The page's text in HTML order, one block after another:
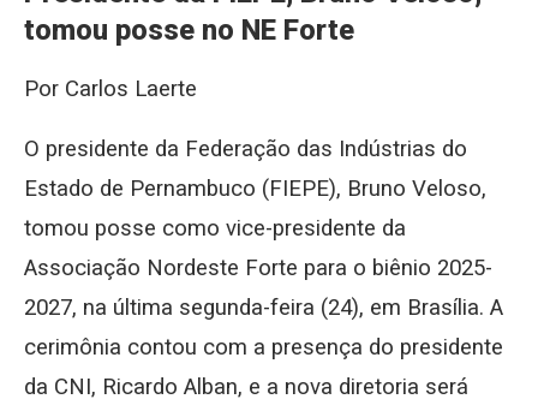
tomou posse no NE Forte
Por Carlos Laerte
O presidente da Federação das Indústrias do
Estado de Pernambuco (FIEPE), Bruno Veloso,
tomou posse como vice-presidente da
Associação Nordeste Forte para o biênio 2025-
2027, na última segunda-feira (24), em Brasília. A
cerimônia contou com a presença do presidente
da CNI, Ricardo Alban, e a nova diretoria será